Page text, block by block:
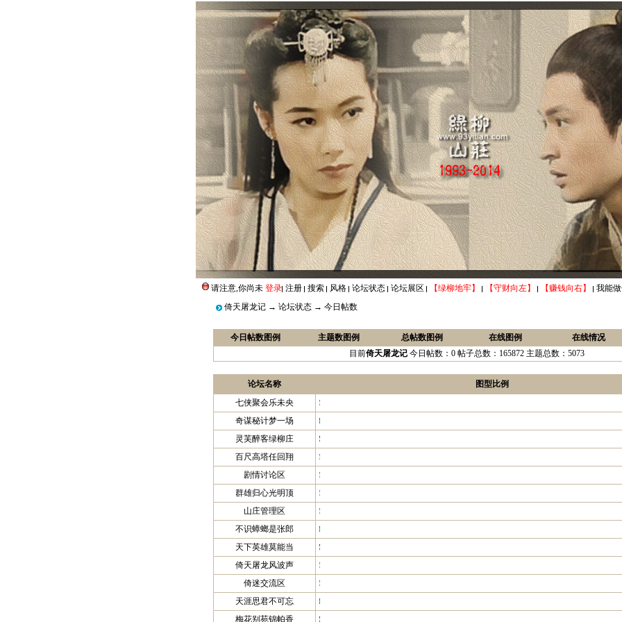
请注意,你尚未 登录 注册 搜索 风格 论坛状态 论坛展区 【绿柳地牢】 【守财向左】 【赚钱向右】
我能
倚天屠龙记 → 论坛状态 → 今日帖数
今日帖数图例 主题数图例 总帖数图例 在线图例
在线情况
目前倚天屠龙记今日帖数：0 帖子总数：165872 主题总数：5073
论坛名称
图型比例
七侠聚会乐未央
奇谋秘计梦一场
灵芙醉客绿柳庄
百尺高塔任回翔
剧情讨论区
群雄归心光明顶
山庄管理区
不识蟑螂是张郎
天下英雄莫能当
倚天屠龙风波声
倚迷交流区
天涯思君不可忘
梅花别苑锦帕香